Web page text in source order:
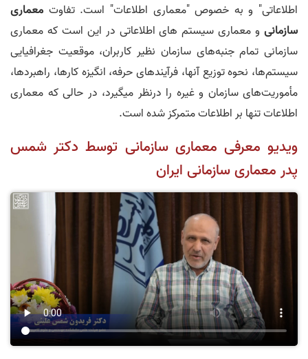
اطلاعاتی" و به خصوص "معماری اطلاعات" است. تفاوت معماری
سازمانی و معماری سیستم های اطلاعاتی در این است که معماری
سازمانی تمام جنبه‌های سازمان نظیر کاربران، موقعیت جغرافیایی
سیستم‌ها، نحوه توزیع آنها، فرآیندهای حرفه، انگیزه کارها، راهبردها،
مأموریت‌های سازمان و غیره را درنظر میگیرد، در حالی که معماری
اطلاعات تنها بر اطلاعات متمرکز شده است.
ویدیو معرفی معماری سازمانی توسط دکتر شمس
پدر معماری سازمانی ایران